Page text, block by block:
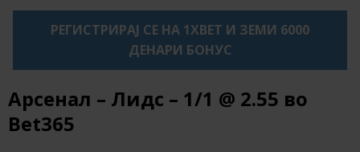
РЕГИСТРИРАЈ СЕ НА 1XBET И ЗЕМИ 6000
ДЕНАРИ БОНУС
Арсенал – Лидс – 1/1 @ 2.55 во
Bet365